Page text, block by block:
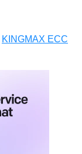
KINGMAX ECC